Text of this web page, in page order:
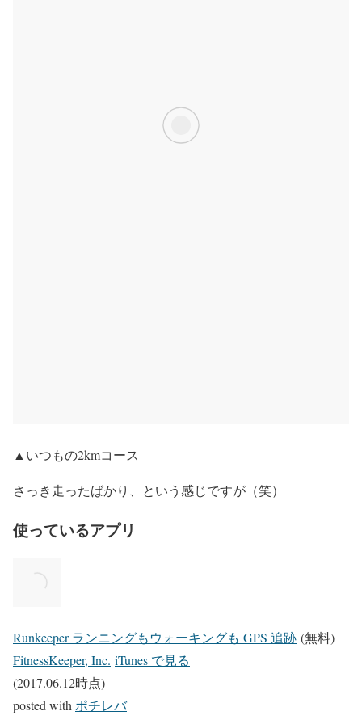
▲いつもの2kmコース
さっき走ったばかり、という感じですが（笑）
使っているアプリ
Runkeeper ランニングもウォーキングも GPS 追跡 (無料)
FitnessKeeper, Inc. iTunes で見る
(2017.06.12時点)
posted with ポチレバ